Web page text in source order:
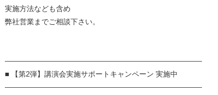
実施方法なども含め
弊社営業までご相談下さい。
―――――――――――――――――――――――――――
■ 【第2弾】講演会実施サポートキャンペーン 実施中
―――――――――――――――――――――――――――